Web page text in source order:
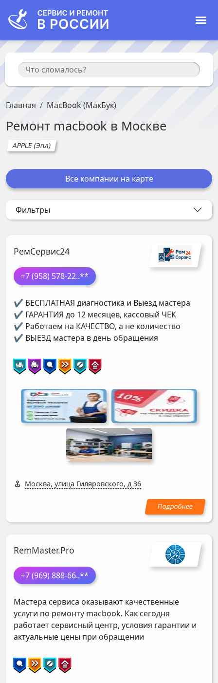
Главная MacBook (МакБук)
Ремонт macbook в Москве
APPLE (Эпл)
Все компании на карте
Фильтры
РемСервис24
+7 (958) 578-22..**
✔ БЕСПЛАТНАЯ диагностика и Выезд мастера
✔ ГАРАНТИЯ до 12 месяцев, кассовый ЧЕК
✔ Работаем на КАЧЕСТВО, а не количество
✔ ВЫЕЗД мастера в день обращения
Москва, улица Гиляровского, д 36
RemMaster.Pro
+7 (969) 888-66..**
Мастера сервиса оказывают качественные
услуги по ремонту macbook. Как сегодня
работает сервисный центр, условия гарантии и
актуальные цены при обращении